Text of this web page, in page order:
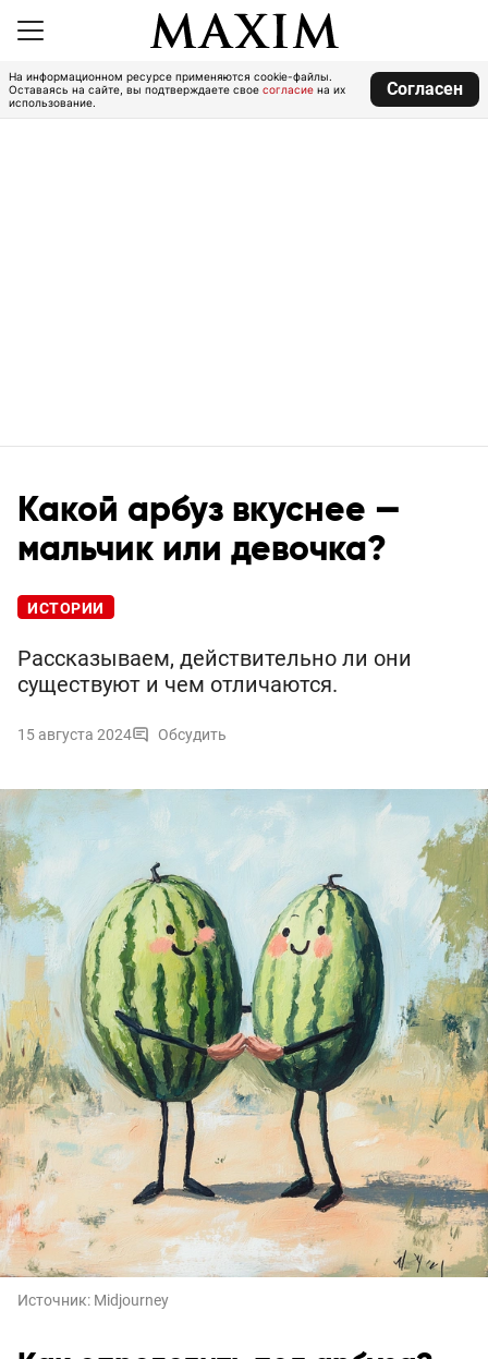
На информационном ресурсе применяются cookie-файлы.
Оставаясь на сайте, вы подтверждаете свое согласие на их
использование.
Согласен
Какой арбуз вкуснее —
мальчик или девочка?
ИСТОРИИ
Рассказываем, действительно ли они
существуют и чем отличаются.
15 августа 2024 Обсудить
Источник: Midjourney